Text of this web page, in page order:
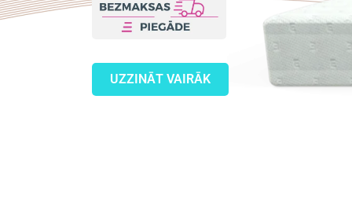
UZZINĀT VAIRĀK